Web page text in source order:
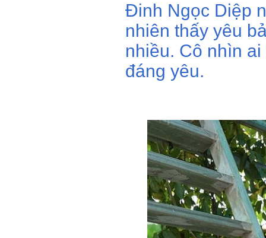
Đinh Ngọc Diệp
nhiên thấy yêu
nhiều. Cô nhìn
đáng yêu.